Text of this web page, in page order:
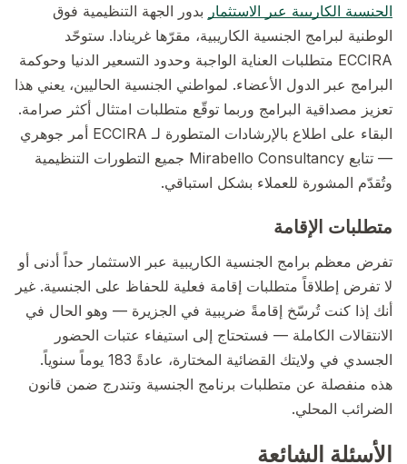
الجنسية الكاريبية عبر الاستثمار بدور الجهة التنظيمية فوق
الوطنية لبرامج الجنسية الكاريبية، مقرّها غرينادا. ستوحّد
ECCIRA متطلبات العناية الواجبة وحدود التسعير الدنيا وحوكمة
البرامج عبر الدول الأعضاء. لمواطني الجنسية الحاليين، يعني هذا
تعزيز مصداقية البرامج وربما توقّع متطلبات امتثال أكثر صرامة.
البقاء على اطلاع بالإرشادات المتطورة لـ ECCIRA أمر جوهري
— تتابع Mirabello Consultancy جميع التطورات التنظيمية
وتُقدّم المشورة للعملاء بشكل استباقي.
متطلبات الإقامة
تفرض معظم برامج الجنسية الكاريبية عبر الاستثمار حداً أدنى أو
لا تفرض إطلاقاً متطلبات إقامة فعلية للحفاظ على الجنسية. غير
أنك إذا كنت تُرسّخ إقامةً ضريبية في الجزيرة — وهو الحال في
الانتقالات الكاملة — فستحتاج إلى استيفاء عتبات الحضور
الجسدي في ولايتك القضائية المختارة، عادةً 183 يوماً سنوياً.
هذه منفصلة عن متطلبات برنامج الجنسية وتندرج ضمن قانون
الضرائب المحلي.
الأسئلة الشائعة